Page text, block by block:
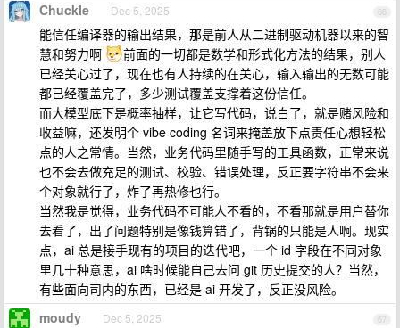
66
Chuckle Dec 5, 2025
能信任编译器的输出结果，那是前人从二进制驱动机器以来的智
慧和努力啊
前面的一切都是数学和形式化方法的结果，别人
已经关心过了，现在也有人持续的在关心，输入输出的无数可能
都已经覆盖完了，多少测试覆盖支撑着这份信任。
而大模型底下是概率抽样，让它写代码，说白了，就是赌风险和
收益嘛，还发明个 vibe coding 名词来掩盖放下点责任心想轻松
点的人之常情。当然，业务代码里随手写的工具函数，正常来说
也不会去做充足的测试、校验、错误处理，反正要字符串不会来
个对象就行了，炸了再热修也行。
当然我是觉得，业务代码不可能人不看的，不看那就是用户替你
去看了，出了问题特别是像钱算错了，背锅的只能是人啊。现实
点，ai 总是接手现有的项目的迭代吧，一个 id 字段在不同对象
里几十种意思，ai 啥时候能自己去问 git 历史提交的人？当然，
有些面向司内的东西，已经是 ai 开发了，反正没风险。
67
moudy Dec 5, 2025